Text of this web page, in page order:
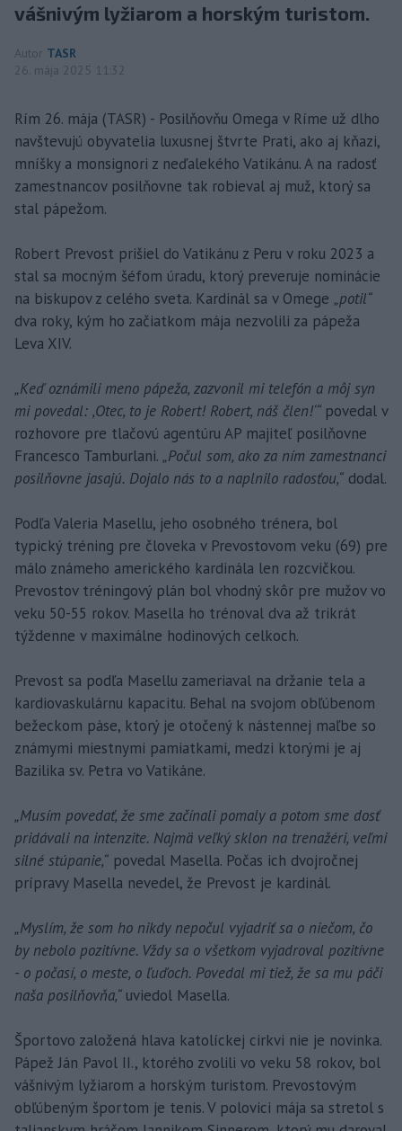
vášnivým lyžiarom a horským turistom.
Autor TASR
26. mája 2025 11:32
Rím 26. mája (TASR) - Posilňovňu Omega v Ríme už dlho
navštevujú obyvatelia luxusnej štvrte Prati, ako aj kňazi,
mníšky a monsignori z neďalekého Vatikánu. A na radosť
zamestnancov posilňovne tak robieval aj muž, ktorý sa
stal pápežom.
Robert Prevost prišiel do Vatikánu z Peru v roku 2023 a
stal sa mocným šéfom úradu, ktorý preveruje nominácie
na biskupov z celého sveta. Kardinál sa v Omege „potil“
dva roky, kým ho začiatkom mája nezvolili za pápeža
Leva XIV.
„Keď oznámili meno pápeža, zazvonil mi telefón a môj syn
mi povedal: ,Otec, to je Robert! Robert, náš člen!‘“ povedal v
rozhovore pre tlačovú agentúru AP majiteľ posilňovne
Francesco Tamburlani. „Počul som, ako za ním zamestnanci
posilňovne jasajú. Dojalo nás to a naplnilo radosťou,“ dodal.
Podľa Valeria Masellu, jeho osobného trénera, bol
typický tréning pre človeka v Prevostovom veku (69) pre
málo známeho amerického kardinála len rozcvičkou.
Prevostov tréningový plán bol vhodný skôr pre mužov vo
veku 50-55 rokov. Masella ho trénoval dva až trikrát
týždenne v maximálne hodinových celkoch.
Prevost sa podľa Masellu zameriaval na držanie tela a
kardiovaskulárnu kapacitu. Behal na svojom obľúbenom
bežeckom páse, ktorý je otočený k nástennej maľbe so
známymi miestnymi pamiatkami, medzi ktorými je aj
Bazilika sv. Petra vo Vatikáne.
„Musím povedať, že sme začínali pomaly a potom sme dosť
pridávali na intenzite. Najmä veľký sklon na trenažéri, veľmi
silné stúpanie,“ povedal Masella. Počas ich dvojročnej
prípravy Masella nevedel, že Prevost je kardinál.
„Myslím, že som ho nikdy nepočul vyjadriť sa o niečom, čo
by nebolo pozitívne. Vždy sa o všetkom vyjadroval pozitívne
- o počasí, o meste, o ľuďoch. Povedal mi tiež, že sa mu páči
naša posilňovňa,“ uviedol Masella.
Športovo založená hlava katolíckej cirkvi nie je novinka.
Pápež Ján Pavol II., ktorého zvolili vo veku 58 rokov, bol
vášnivým lyžiarom a horským turistom. Prevostovým
obľúbeným športom je tenis. V polovici mája sa stretol s